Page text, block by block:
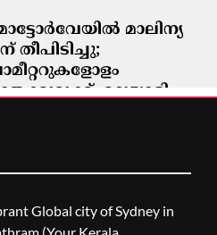
മാലിന്യ
തീപിടിച്ചു;
മലയാളി
Global city of Sydney in